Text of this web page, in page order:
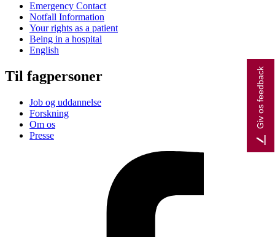
Emergency Contact
Notfall Information
Your rights as a patient
Being in a hospital
English
Til fagpersoner
Job og uddannelse
Forskning
Om os
Presse
Giv os feedback